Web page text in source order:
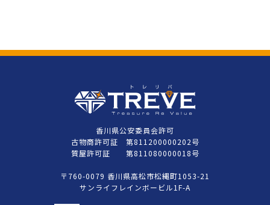
香川県公安委員会許可
古物商許可証 第811200000202号
質屋許可証 第811080000018号
〒760-0079 香川県高松市松縄町1053-21
サンライフレインボービル1F-A